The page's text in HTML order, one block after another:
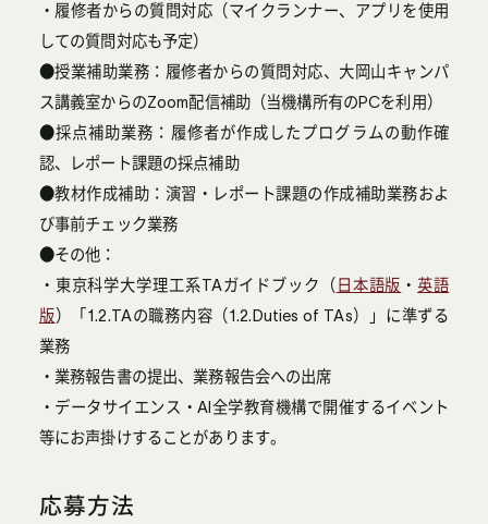
・履修者からの質問対応（マイクランナー、アプリを使用
しての質問対応も予定）
●授業補助業務：履修者からの質問対応、大岡山キャンパ
ス講義室からのZoom配信補助（当機構所有のPCを利用）
●採点補助業務：履修者が作成したプログラムの動作確
認、レポート課題の採点補助
●教材作成補助：演習・レポート課題の作成補助業務およ
び事前チェック業務
●その他：
・東京科学大学理工系TAガイドブック（ 日本語版 ・英語
版）「1.2.TAの職務内容（1.2.Duties of TAs）」に準ずる
業務
・業務報告書の提出、業務報告会への出席
・データサイエンス・AI全学教育機構で開催するイベント
等にお声掛けすることがあります。
応募方法